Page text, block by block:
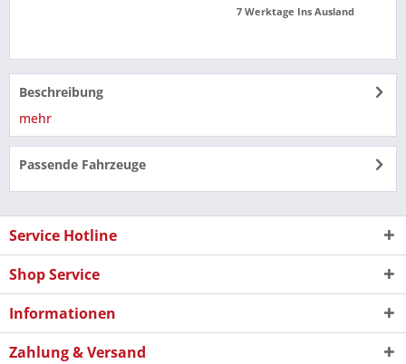
7 Werktage Ins Ausland
Beschreibung
mehr
Passende Fahrzeuge
Service Hotline
Shop Service
Informationen
Zahlung & Versand